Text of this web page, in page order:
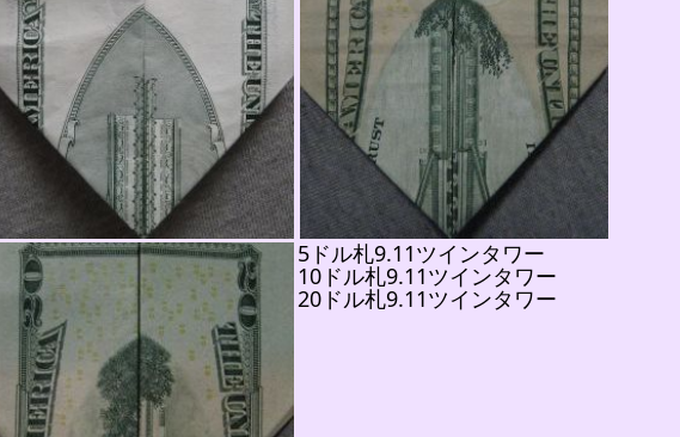
5ドル札9.11ツインタワー
10ドル札9.11ツインタワー
20ドル札9.11ツインタワー